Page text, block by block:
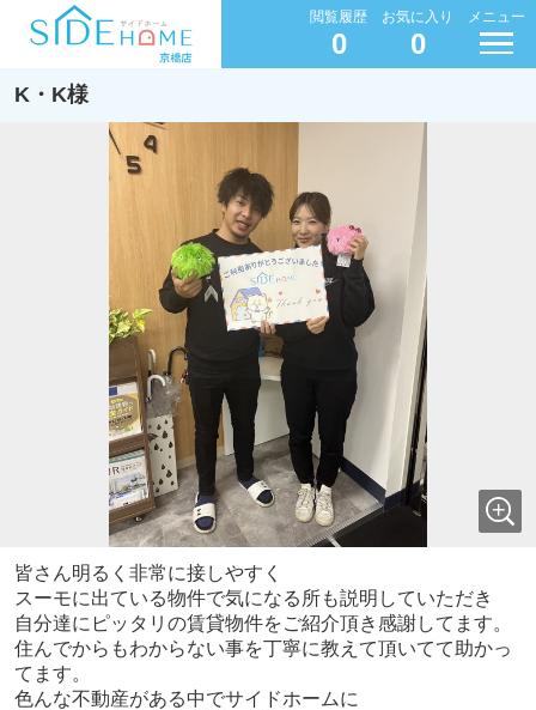
閲覧履歴
0
お気に入り
0
メニュー
K・K様
皆さん明るく非常に接しやすく
スーモに出ている物件で気になる所も説明していただき
自分達にピッタリの賃貸物件をご紹介頂き感謝してます。
住んでからもわからない事を丁寧に教えて頂いてて助かっ
てます。
色んな不動産がある中でサイドホームに